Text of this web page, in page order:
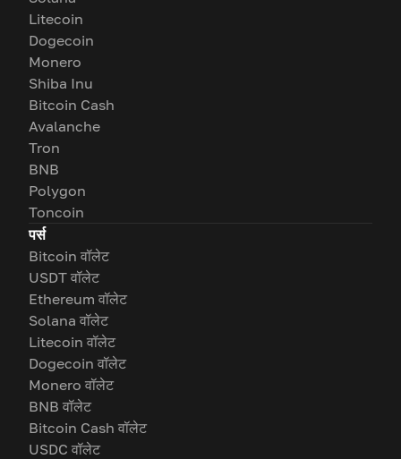
Litecoin
Dogecoin
Monero
Shiba Inu
Bitcoin Cash
Avalanche
Tron
BNB
Polygon
Toncoin
पर्स
Bitcoin वॉलेट
USDT वॉलेट
Ethereum वॉलेट
Solana वॉलेट
Litecoin वॉलेट
Dogecoin वॉलेट
Monero वॉलेट
BNB वॉलेट
Bitcoin Cash वॉलेट
USDC वॉलेट